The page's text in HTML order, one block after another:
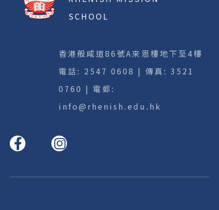
SCHOOL
香港般咸道86號A來恩樓地下至4樓
電話: 2547 0608 | 傳真: 3521
0760 | 電郵:
info@rhenish.edu.hk